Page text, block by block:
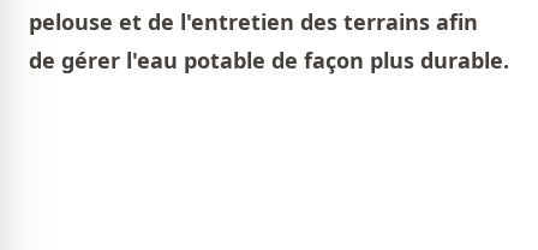
pelouse et de l'entretien des terrains afin
de gérer l'eau potable de façon plus durable.